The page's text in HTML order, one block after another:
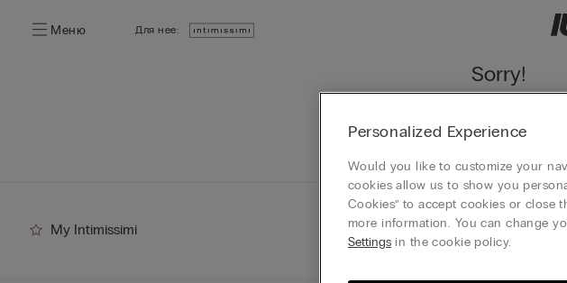
Меню Для нее:
Sorry!
My Intimissimi КОМПАНИЯ
Personalized Experience
Would you like to customize your
cookies allow us to show you
Cookies” to accept cookies or close
more information. You can change
Settings in the cookie policy.